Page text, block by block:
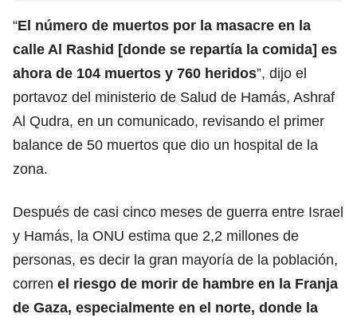
“El número de muertos por la masacre en la
calle Al Rashid [donde se repartía la comida] es
ahora de 104 muertos y 760 heridos”, dijo el
portavoz del ministerio de Salud de Hamás, Ashraf
Al Qudra, en un comunicado, revisando el primer
balance de 50 muertos que dio un hospital de la
zona.
Después de casi cinco meses de guerra entre Israel
y Hamás, la ONU estima que 2,2 millones de
personas, es decir la gran mayoría de la población,
corren el riesgo de morir de hambre en la Franja
de Gaza, especialmente en el norte, donde la